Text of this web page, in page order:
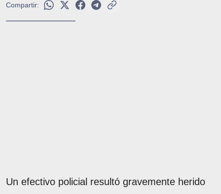
Compartir:
Un efectivo policial resultó gravemente herido